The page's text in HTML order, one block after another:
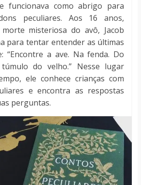
funcionava como abrigo para
peculiares. Aos 16 anos,
misteriosa do avô, Jacob
para tentar entender as últimas
“Encontre a ave. Na fenda. Do
do velho.” Nesse lugar
ele conhece crianças com
e encontra as respostas
perguntas.